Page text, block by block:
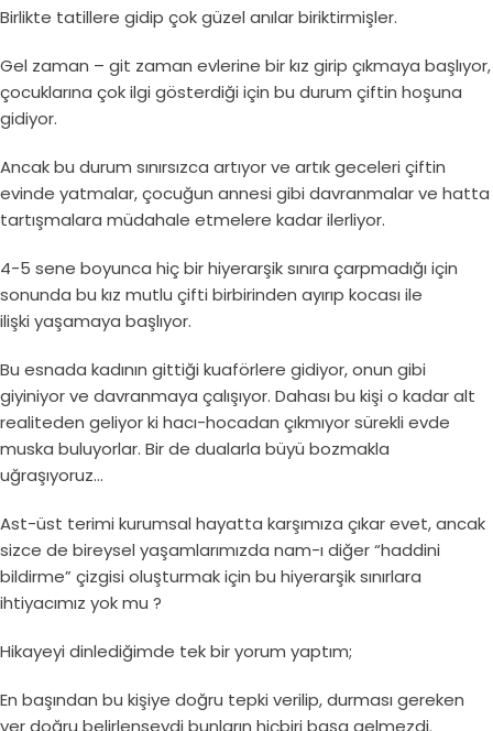
Birlikte tatillere gidip çok güzel anılar biriktirmişler.
Gel zaman – git zaman evlerine bir kız girip çıkmaya başlıyor,
çocuklarına çok ilgi gösterdiği için bu durum çiftin hoşuna
gidiyor.
Ancak bu durum sınırsızca artıyor ve artık geceleri çiftin
evinde yatmalar, çocuğun annesi gibi davranmalar ve hatta
tartışmalara müdahale etmelere kadar ilerliyor.
4-5 sene boyunca hiç bir hiyerarşik sınıra çarpmadığı için
sonunda bu kız mutlu çifti birbirinden ayırıp kocası ile
ilişki yaşamaya başlıyor.
Bu esnada kadının gittiği kuaförlere gidiyor, onun gibi
giyiniyor ve davranmaya çalışıyor. Dahası bu kişi o kadar alt
realiteden geliyor ki hacı-hocadan çıkmıyor sürekli evde
muska buluyorlar. Bir de dualarla büyü bozmakla
uğraşıyoruz…
Ast-üst terimi kurumsal hayatta karşımıza çıkar evet, ancak
sizce de bireysel yaşamlarımızda nam-ı diğer “haddini
bildirme” çizgisi oluşturmak için bu hiyerarşik sınırlara
ihtiyacımız yok mu ?
Hikayeyi dinlediğimde tek bir yorum yaptım;
En başından bu kişiye doğru tepki verilip, durması gereken
yer doğru belirlenseydi bunların hiçbiri başa gelmezdi.